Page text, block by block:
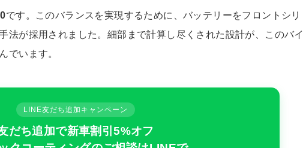
です。このバランスを実現するために、バッテリーをフロントシリ
法が採用されました。細部まで計算し尽くされた設計が、このバイ
でいます。
LINE友だち追加キャンペーン
だち追加で新車割引5%オフ